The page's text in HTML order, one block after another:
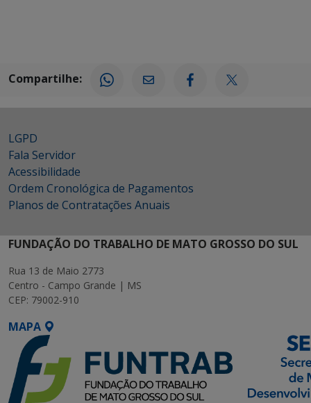
Compartilhe:
LGPD
Fala Servidor
Acessibilidade
Ordem Cronológica de Pagamentos
Planos de Contratações Anuais
FUNDAÇÃO DO TRABALHO DE MATO GROSSO DO SUL
Rua 13 de Maio 2773
Centro - Campo Grande | MS
CEP: 79002-910
MAPA